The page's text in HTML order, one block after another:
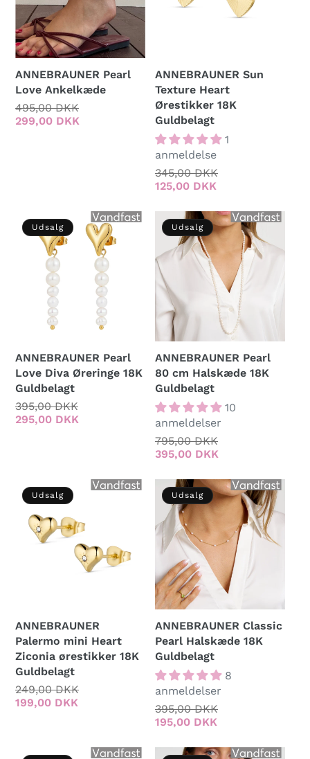
ANNEBRAUNER Pearl
Love Ankelkæde
Normalpris
495,00 DKK
299,00 DKK
ANNEBRAUNER Sun
Texture Heart
Ørestikker 18K
Guldbelagt
1
anmeldelse
Normalpris
345,00 DKK
125,00 DKK
Udsalg
ANNEBRAUNER Pearl
Love Diva Øreringe 18K
Guldbelagt
Normalpris
395,00 DKK
295,00 DKK
Udsalg
ANNEBRAUNER Pearl
80 cm Halskæde 18K
Guldbelagt
10
anmeldelser
Normalpris
795,00 DKK
395,00 DKK
Udsalg
ANNEBRAUNER
Palermo mini Heart
Ziconia ørestikker 18K
Guldbelagt
Normalpris
249,00 DKK
199,00 DKK
Udsalg
ANNEBRAUNER Classic
Pearl Halskæde 18K
Guldbelagt
8
anmeldelser
Normalpris
395,00 DKK
195,00 DKK